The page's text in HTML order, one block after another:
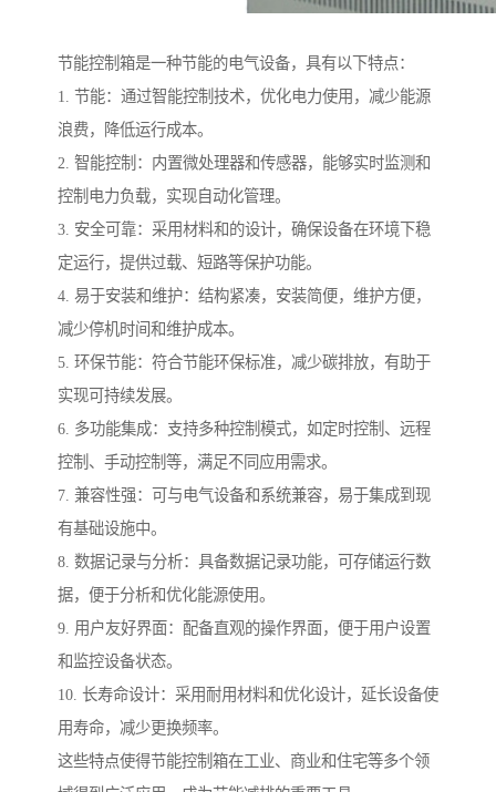
节能控制箱是一种节能的电气设备，具有以下特点：
1. 节能：通过智能控制技术，优化电力使用，减少能源
浪费，降低运行成本。
2. 智能控制：内置微处理器和传感器，能够实时监测和
控制电力负载，实现自动化管理。
3. 安全可靠：采用材料和的设计，确保设备在环境下稳
定运行，提供过载、短路等保护功能。
4. 易于安装和维护：结构紧凑，安装简便，维护方便，
减少停机时间和维护成本。
5. 环保节能：符合节能环保标准，减少碳排放，有助于
实现可持续发展。
6. 多功能集成：支持多种控制模式，如定时控制、远程
控制、手动控制等，满足不同应用需求。
7. 兼容性强：可与电气设备和系统兼容，易于集成到现
有基础设施中。
8. 数据记录与分析：具备数据记录功能，可存储运行数
据，便于分析和优化能源使用。
9. 用户友好界面：配备直观的操作界面，便于用户设置
和监控设备状态。
10. 长寿命设计：采用耐用材料和优化设计，延长设备使
用寿命，减少更换频率。
这些特点使得节能控制箱在工业、商业和住宅等多个领